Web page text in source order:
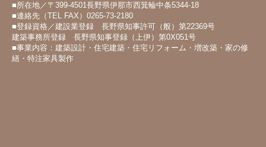
■所在地／〒399-4501長野県伊那市西箕輪中条5344-18
■連絡先（TEL FAX）0265-73-2180
■登録資格／建設業登録 長野県知事許可（般）第22369号
建築事務所登録 長野県知事登録（上伊）第0X051号
■事業内容：建築設計・住宅建築・住宅リフォーム・増改築・家の修
繕・特注家具製作